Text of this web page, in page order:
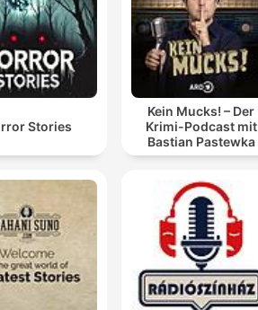
Stories
Kein Mucks! – Der
Krimi-Podcast mit
Bastian Pastewka